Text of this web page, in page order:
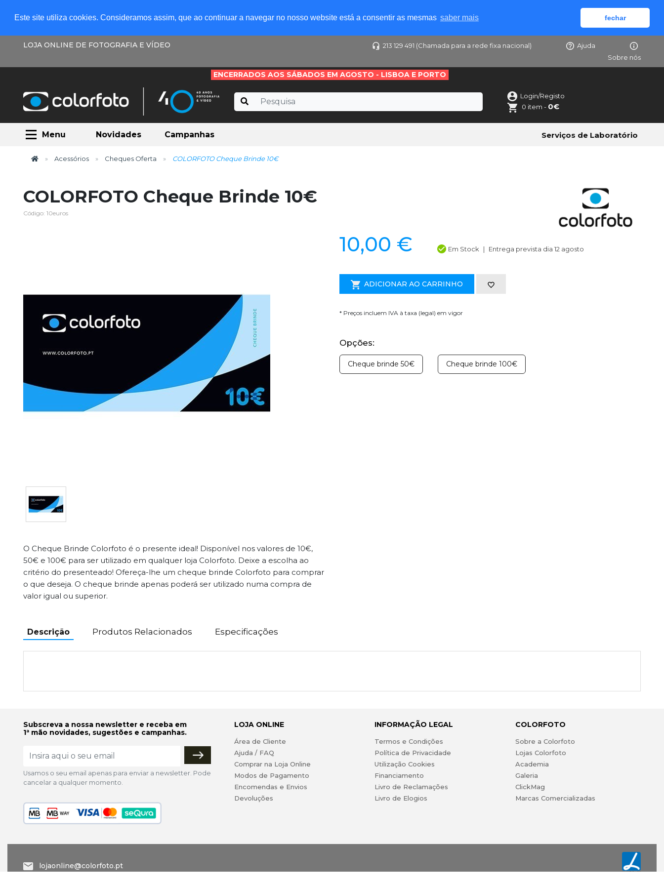
Este site utiliza cookies. Consideramos assim, que ao continuar a navegar no nosso website está a consentir as mesmas saber mais fechar
LOJA ONLINE DE FOTOGRAFIA E VÍDEO 213 129 491 (Chamada para a rede fixa nacional)
Ajuda
Sobre nós
ENCERRADOS AOS SÁBADOS EM AGOSTO - LISBOA E PORTO
Login/Registo
0 item - 0€
Menu Novidades Campanhas Serviços de Laboratório
Acessórios Cheques Oferta COLORFOTO Cheque Brinde 10€
COLORFOTO Cheque Brinde 10€
Código: 10euros
O Cheque Brinde Colorfoto é o presente ideal! Disponível nos valores de 10€,
50€ e 100€ para ser utilizado em qualquer loja Colorfoto. Deixe a escolha ao
critério do presenteado! Ofereça-lhe um cheque brinde Colorfoto para comprar
o que deseja. O cheque brinde apenas poderá ser utilizado numa compra de
valor igual ou superior.
10,00 € Em Stock Entrega prevista dia 12 agosto
ADICIONAR AO CARRINHO
* Preços incluem IVA à taxa (legal) em vigor
Opções:
Cheque brinde 50€ Cheque brinde 100€
Descrição Produtos Relacionados Especificações
Subscreva a nossa newsletter e receba em
1ª mão novidades, sugestões e campanhas.
Usamos o seu email apenas para enviar a newsletter. Pode
cancelar a qualquer momento.
LOJA ONLINE
Área de Cliente
Ajuda / FAQ
Comprar na Loja Online
Modos de Pagamento
Encomendas e Envios
Devoluções
INFORMAÇÃO LEGAL
Termos e Condições
Política de Privacidade
Utilização Cookies
Financiamento
Livro de Reclamações
Livro de Elogios
COLORFOTO
Sobre a Colorfoto
Lojas Colorfoto
Academia
Galeria
ClickMag
Marcas Comercializadas
lojaonline@colorfoto.pt